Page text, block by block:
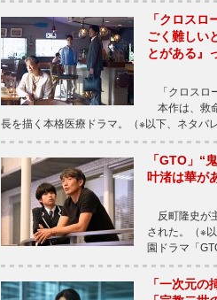
「クロス
ごく難しい
とがある』
「クロスロ
本作は、救
長を描く本格医療ドラマ。（※以下、ネタ
「GTO」“
叶渚は華が
反町隆史が
された。（※
園ドラマ「
「一次元